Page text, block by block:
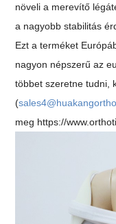
növeli a merevítő
a nagyobb stabilitás
Ezt a terméket
nagyon népszerű az
többet szeretne tudni,
(
meg https://